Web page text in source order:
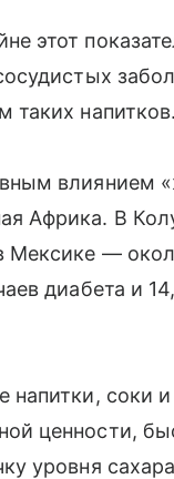
этот
таких напитков.
влиянием
Африка. В
Мексике —
диабета и
напитки, соки
ценности,
уровня